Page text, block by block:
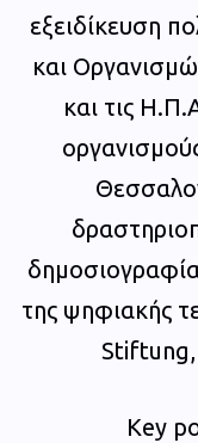
εξειδίκευση
και
και τις
της ψηφιακής
Stiftung,
Key